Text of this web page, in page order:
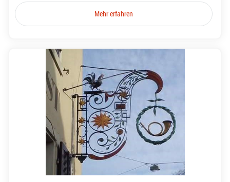
Mehr erfahren